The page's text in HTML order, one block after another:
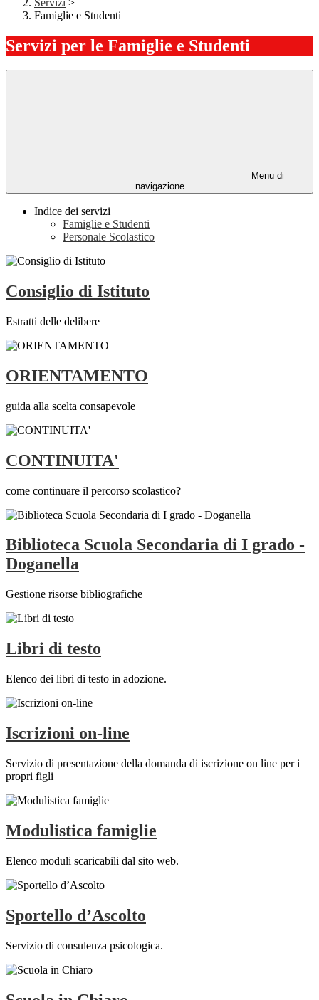
Servizi >
Famiglie e Studenti
Servizi per le Famiglie e Studenti
Menu di
navigazione
Indice dei servizi
Famiglie e Studenti
Personale Scolastico
Consiglio di Istituto
Estratti delle delibere
ORIENTAMENTO
guida alla scelta consapevole
CONTINUITA'
come continuare il percorso scolastico?
Biblioteca Scuola Secondaria di I grado -
Doganella
Gestione risorse bibliografiche
Libri di testo
Elenco dei libri di testo in adozione.
Iscrizioni on-line
Servizio di presentazione della domanda di iscrizione on line per i
propri figli
Modulistica famiglie
Elenco moduli scaricabili dal sito web.
Sportello d’Ascolto
Servizio di consulenza psicologica.